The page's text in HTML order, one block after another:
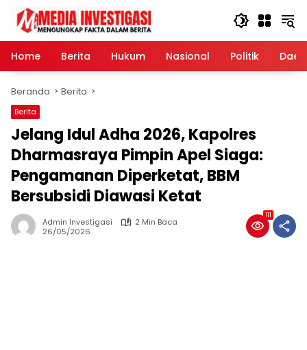
Langsung
konten
Home
Berita Hukum Nasional Politik
Beranda Berita
Berita
Jelang Idul Adha 2026, Kapolres
Dharmasraya Pimpin Apel Siaga:
Pengamanan Diperketat, BBM
Bersubsidi Diawasi Ketat
Admin Investigasi
2 Min Baca
26/05/2026
111